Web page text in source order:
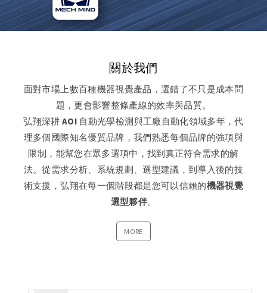
關於我們
面對市場上數百種機器視覺產品，選錯了不只是成本問
題，更會影響整條產線的效率與品質。
弘翔深耕 AOI 自動光學檢測與工廠自動化領域多年，代
理多個國際知名優質品牌，我們熟悉每個品牌的強項與
限制，能幫您在眾多選項中，找到真正符合需求的解
法。從需求分析、系統規劃、選型建議，到導入後的技
術支援，弘翔在每一個階段都是您可以信賴的機器視覺
選型夥伴。
MORE